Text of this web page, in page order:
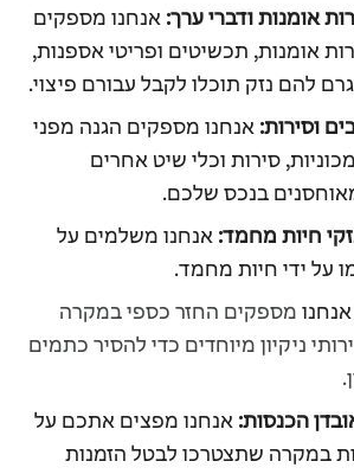
אומנות ודברי ערך: אנחנו מספקים
אומנות, תכשיטים ופריטי אספנות,
להם נזק תוכלו לקבל עבורם פיצוי.
וסירות: אנחנו מספקים הגנה מפני
סירות וכלי שיט אחרים
בנכס שלכם.
חיות מחמד: אנחנו משלמים על
על ידי חיות מחמד.
אנחנו מספקים החזר כספי במקרה
ניקיון מיוחדים כדי להסיר כתמים
הכנסות: אנחנו מפצים אתכם על
במקרה שתצטרכו לבטל הזמנות